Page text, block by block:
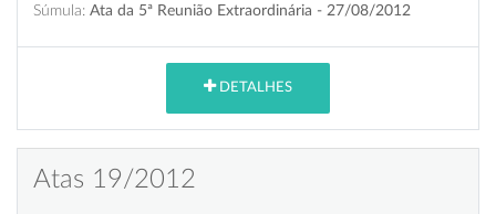
Súmula: Ata da 5ª Reunião Extraordinária - 27/08/2012
DETALHES
Atas 19/2012